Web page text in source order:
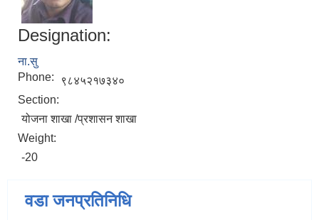
Designation:
ना.सु
Phone:
९८४५२१७३४०
Section:
योजना शाखा /प्रशासन शाखा
Weight:
-20
वडा जनप्रतिनिधि